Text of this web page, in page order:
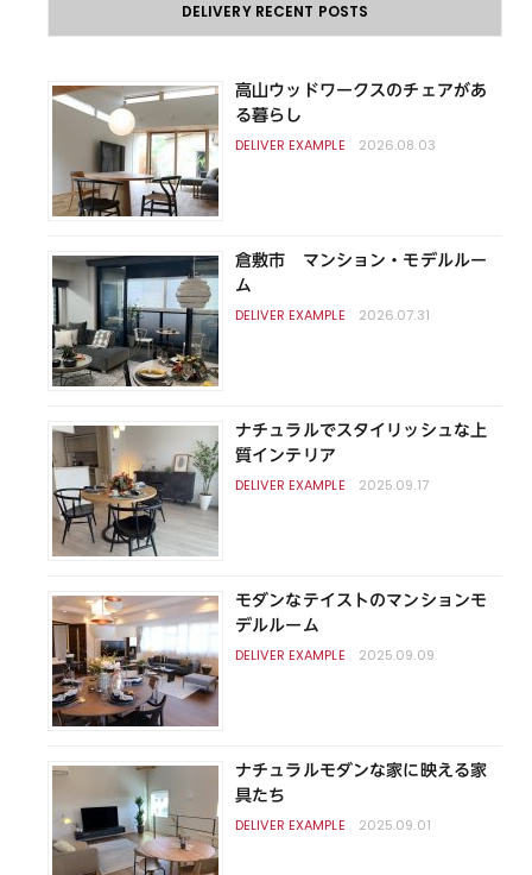
DELIVERY RECENT POSTS
高山ウッドワークスのチェアがあ
る暮らし
2026.08.03
倉敷市 マンション・モデルルー
ム
2026.07.31
ナチュラルでスタイリッシュな上
質インテリア
2025.09.17
モダンなテイストのマンションモ
デルルーム
2025.09.09
ナチュラルモダンな家に映える家
具たち
2025.09.01